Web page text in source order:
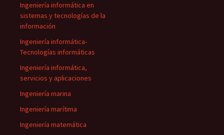
Ingeniería informática en
sistemas y tecnologías de la
información
Ingeniería informática-
Tecnologías informáticas
Ingeniería informática,
servicios y aplicaciones
Ingeniería marina
Ingeniería marítima
Ingeniería matemática